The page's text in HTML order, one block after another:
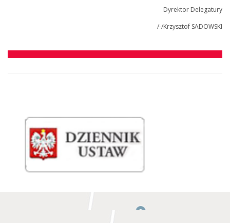
Dyrektor Delegatury
/-/Krzysztof SADOWSKI